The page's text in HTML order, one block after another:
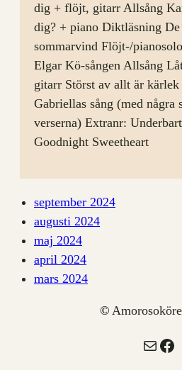
dig + flöjt, gitarr Allsång
dig? + piano Diktläsning
sommarvind Flöjt-/
Elgar Kö-sången Allsång
gitarr Störst av allt är
Gabriellas sång (med några
verserna) Extranr:
Goodnight Sweetheart
september 2024
augusti 2024
maj 2024
april 2024
mars 2024
©
E-post